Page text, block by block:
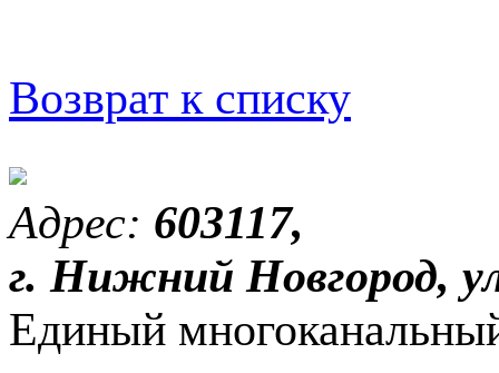
Возврат к списку
Адрес: 603117,
г. Нижний Новгород,
Единый